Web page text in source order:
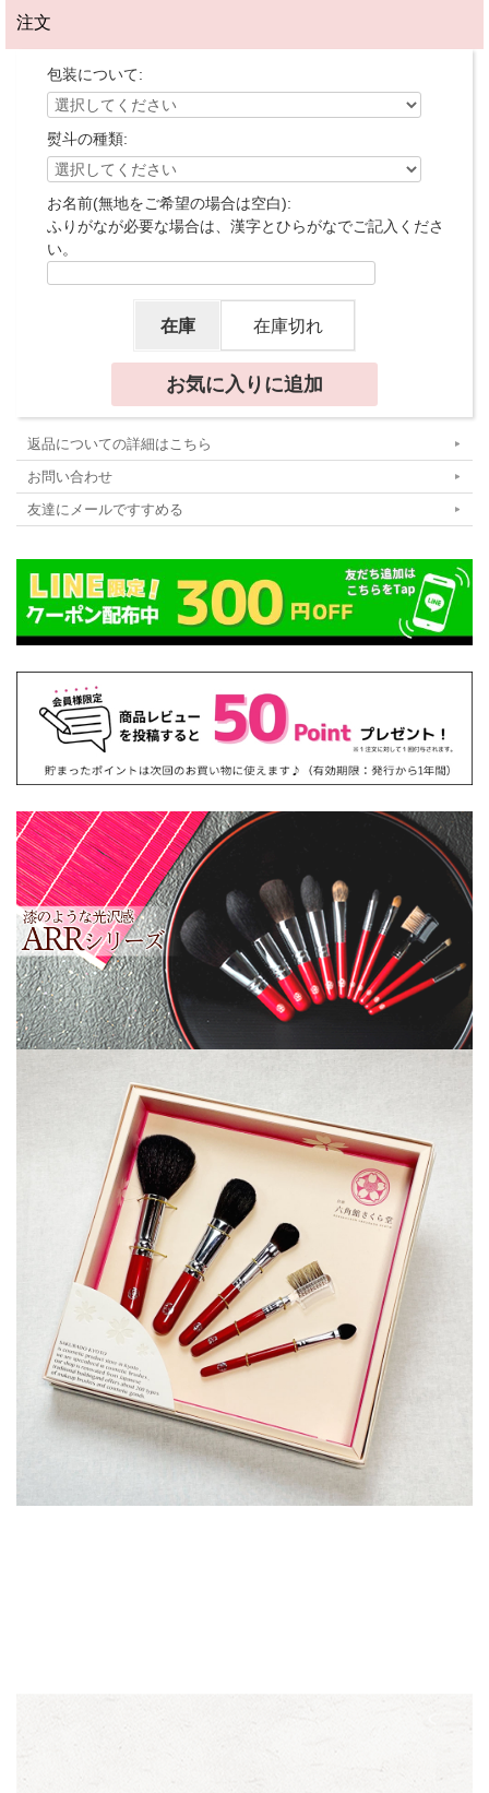
注文
包装について:
熨斗の種類:
お名前(無地をご希望の場合は空白):
ふりがなが必要な場合は、漢字とひらがなでご記入くださ
い。
在庫 在庫切れ
返品についての詳細はこちら
お問い合わせ
友達にメールですすめる